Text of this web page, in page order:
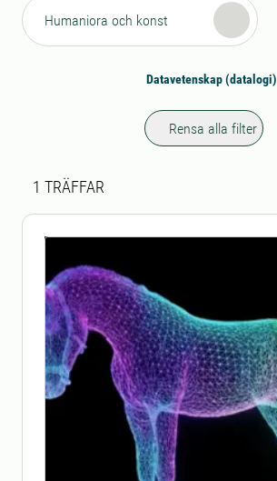
Humaniora och konst
Datavetenskap (datalogi)
Rensa alla filter
Sökresultat
1 TRÄFFAR